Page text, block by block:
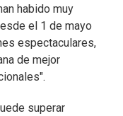
habido muy
el 1 de mayo
espectaculares,
de mejor
superar